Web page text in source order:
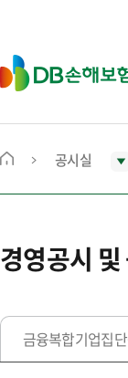
D
B
보
메
으
로
동
공시실
경영공시 및
금융복합기업집